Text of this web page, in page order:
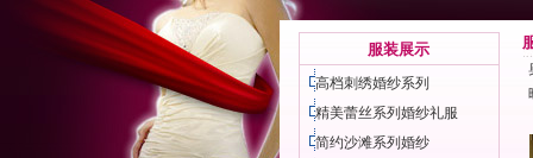
服装展示
高档刺绣婚纱系列
精美蕾丝系列婚纱礼服
简约沙滩系列婚纱